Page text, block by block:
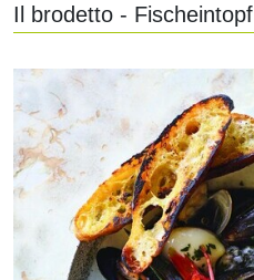
Il brodetto - Fischeintopf